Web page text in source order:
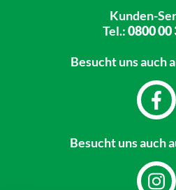
Kunden-
Tel.:0800 00
Besucht unsauch
Besucht unsauch